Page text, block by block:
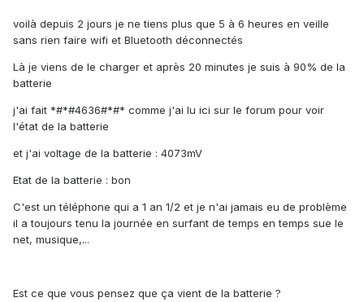
voilà depuis 2 jours je ne tiens plus que 5 à 6 heures en veille
sans rien faire wifi et Bluetooth déconnectés
Là je viens de le charger et après 20 minutes je suis à 90% de la
batterie
j'ai fait *#*#4636#*#* comme j'ai lu ici sur le forum pour voir
l'état de la batterie
et j'ai voltage de la batterie : 4073mV
Etat de la batterie : bon
C'est un téléphone qui a 1 an 1/2 et je n'ai jamais eu de problème
il a toujours tenu la journée en surfant de temps en temps sue le
net, musique,...
Est ce que vous pensez que ça vient de la batterie ?